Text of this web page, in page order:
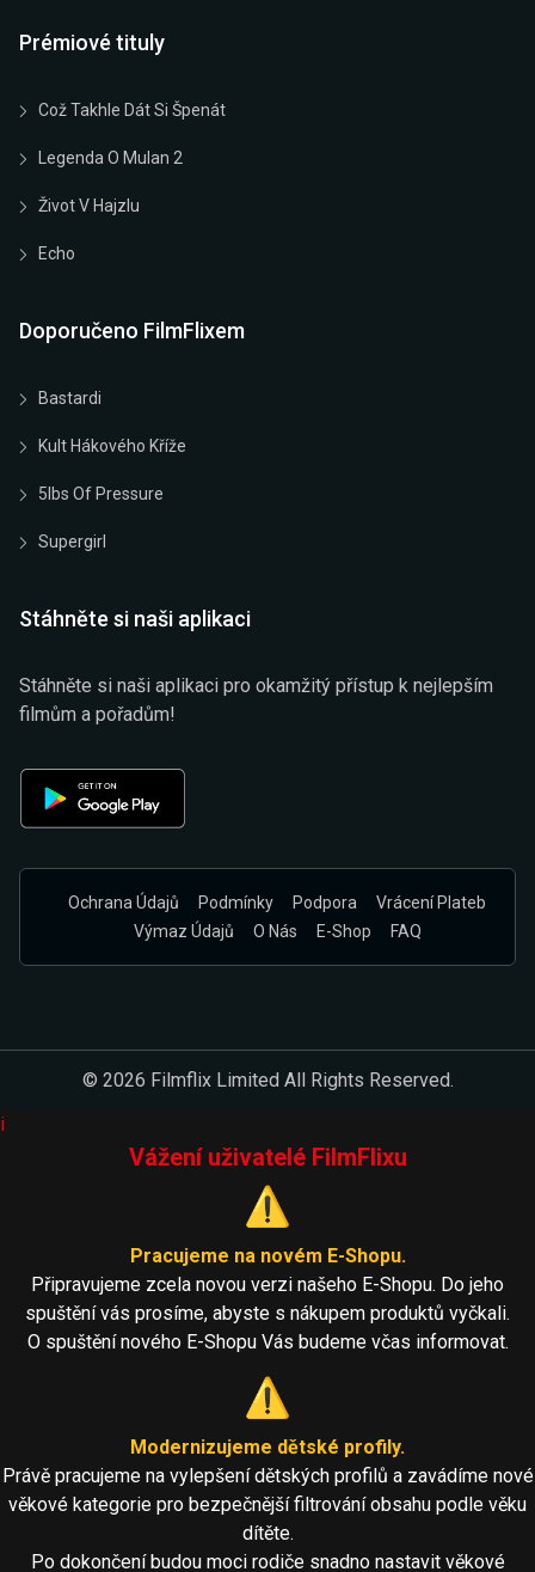
Prémiové tituly
Což Takhle Dát Si Špenát
Legenda O Mulan 2
Život V Hajzlu
Echo
Doporučeno FilmFlixem
Bastardi
Kult Hákového Kříže
5lbs Of Pressure
Supergirl
Stáhněte si naši aplikaci
Stáhněte si naši aplikaci pro okamžitý přístup k nejlepším
filmům a pořadům!
Ochrana Údajů Podmínky Podpora
Vrácení Plateb
Výmaz Údajů
O Nás E-Shop FAQ
© 2026 Filmflix Limited All Rights Reserved.
i
Vážení uživatelé FilmFlixu
⚠️
Pracujeme na novém E-Shopu.
Připravujeme zcela novou verzi našeho E-Shopu. Do jeho
spuštění vás prosíme, abyste s nákupem produktů vyčkali.
O spuštění nového E-Shopu Vás budeme včas informovat.
⚠️
Modernizujeme dětské profily.
Právě pracujeme na vylepšení dětských profilů a zavádíme nové
věkové kategorie pro bezpečnější filtrování obsahu podle věku
dítěte.
Po dokončení budou moci rodiče snadno nastavit věkové